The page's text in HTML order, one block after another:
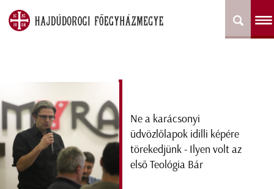
Ne a karácsonyi
üdvözlőlapok idilli képére
törekedjünk - Ilyen volt az
első Teológia Bár